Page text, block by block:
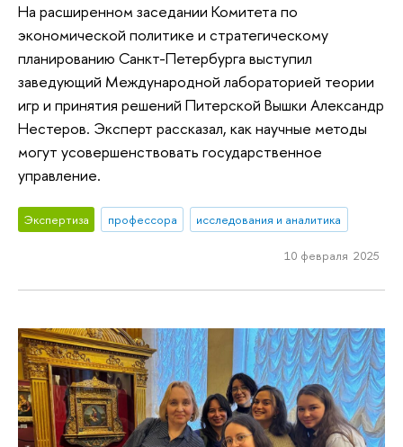
На расширенном заседании Комитета по
экономической политике и стратегическому
планированию Санкт-Петербурга выступил
заведующий Международной лабораторией теории
игр и принятия решений Питерской Вышки Александр
Нестеров. Эксперт рассказал, как научные методы
могут усовершенствовать государственное
управление.
Экспертиза профессора исследования и аналитика
10 февраля 2025